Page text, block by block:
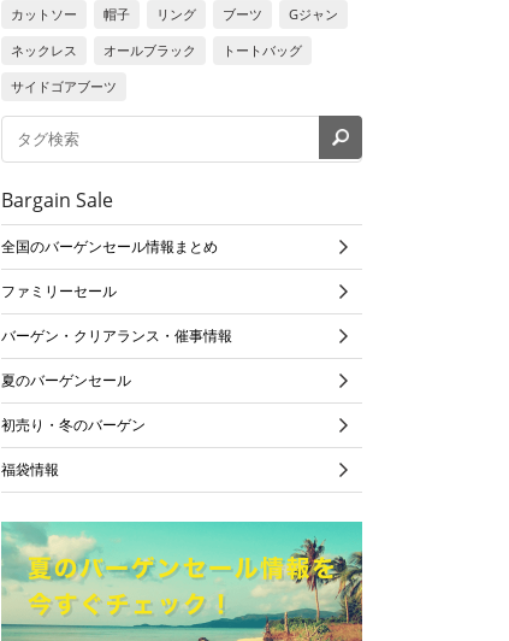
カットソー
帽子 リング ブーツ
Gジャン
ネックレス
オールブラック
トートバッグ
サイドゴアブーツ
Bargain Sale
全国のバーゲンセール情報まとめ
ファミリーセール
バーゲン・クリアランス・催事情報
夏のバーゲンセール
初売り・冬のバーゲン
福袋情報